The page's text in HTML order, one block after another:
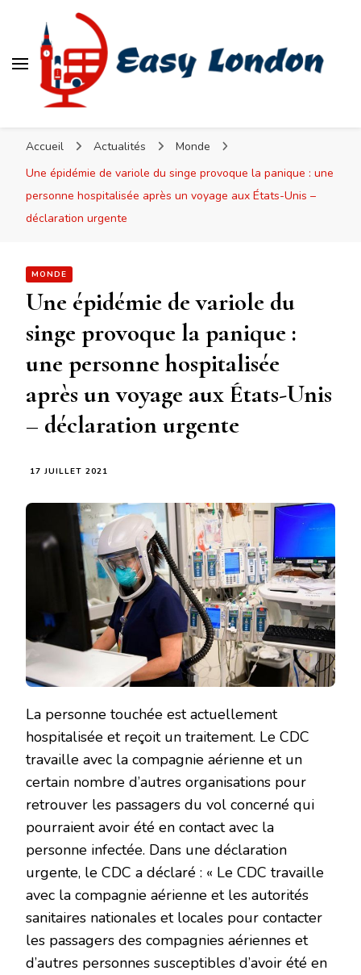
Accueil Actualités
Monde
Une épidémie de variole du singe provoque la panique : une
personne hospitalisée après un voyage aux États-Unis –
déclaration urgente
MONDE
Une épidémie de variole du
singe provoque la panique :
une personne hospitalisée
après un voyage aux États-Unis
– déclaration urgente
17 JUILLET 2021
La personne touchée est actuellement
hospitalisée et reçoit un traitement. Le CDC
travaille avec la compagnie aérienne et un
certain nombre d’autres organisations pour
retrouver les passagers du vol concerné qui
pourraient avoir été en contact avec la
personne infectée. Dans une déclaration
urgente, le CDC a déclaré : « Le CDC travaille
avec la compagnie aérienne et les autorités
sanitaires nationales et locales pour contacter
les passagers des compagnies aériennes et
d’autres personnes susceptibles d’avoir été en